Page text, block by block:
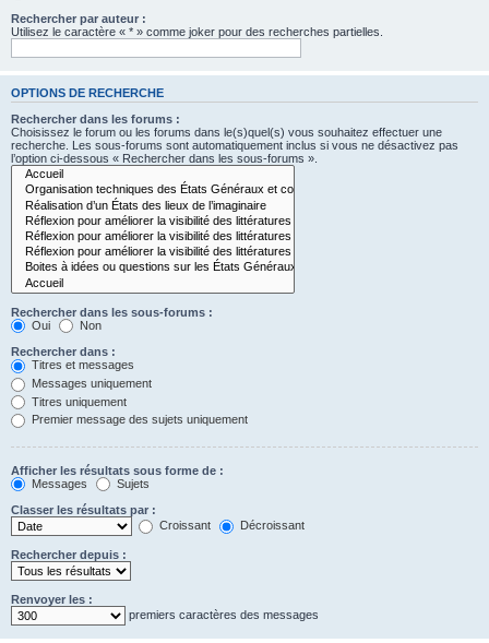
Rechercher par auteur :
Utilisez le caractère « * » comme joker pour des recherches partielles.
OPTIONS DE RECHERCHE
Rechercher dans les forums :
Choisissez le forum ou les forums dans le(s)quel(s) vous souhaitez effectuer une
recherche. Les sous-forums sont automatiquement inclus si vous ne désactivez pas
l’option ci-dessous « Rechercher dans les sous-forums ».
Rechercher dans les sous-forums :
Oui
Non
Rechercher dans :
Titres et messages
Messages uniquement
Titres uniquement
Premier message des sujets uniquement
Afficher les résultats sous forme de :
Messages
Sujets
Classer les résultats par :
Croissant
Décroissant
Rechercher depuis :
Renvoyer les :
premiers caractères des messages